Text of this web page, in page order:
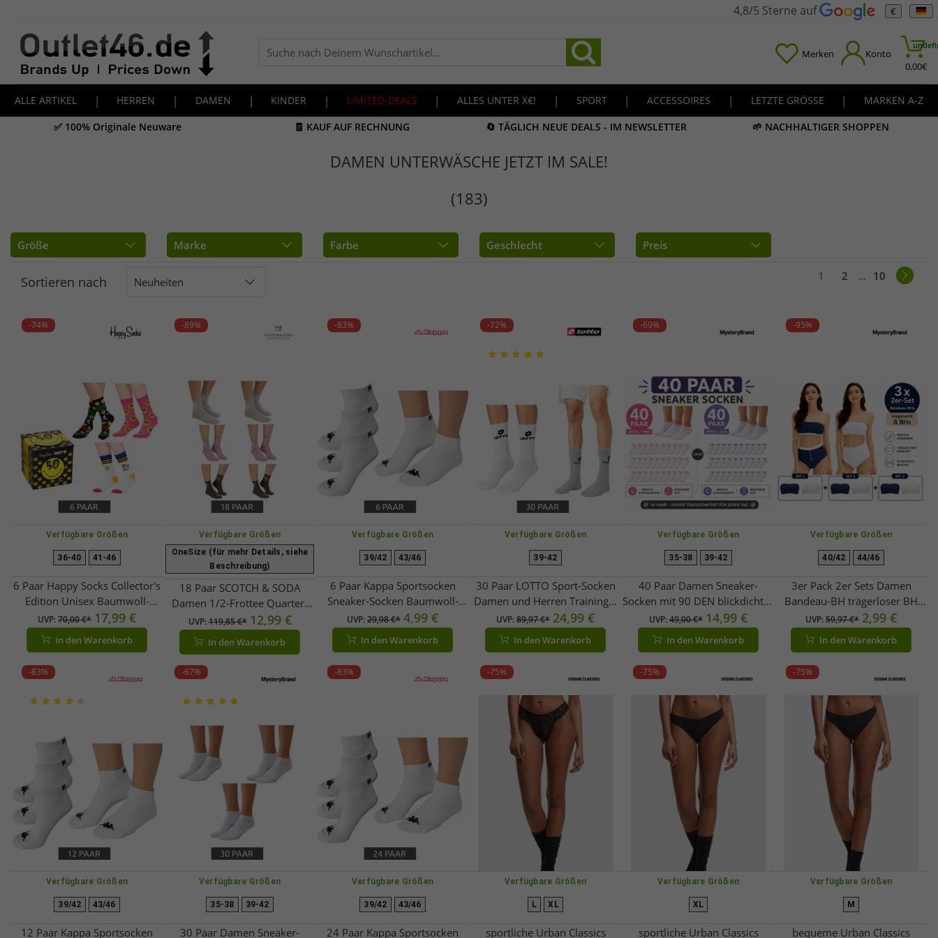
4,8/5 Sterne auf €
Merken Konto
0,00€
ALLE ARTIKEL | HERREN | DAMEN | KINDER | LIMITED-DEALS | ALLES UNTER X€! | SPORT | ACCESSOIRES | LETZTE GRÖSSE |
MARKEN A-Z
✅ 100% Originale Neuware
🧾 KAUF AUF RECHNUNG 🔄 TÄGLICH NEUE DEALS - IM NEWSLETTER 🌱 NACHHALTIGER SHOPPEN
DAMEN UNTERWÄSCHE JETZT IM SALE!
(183)
Größe Marke Farbe Geschlecht Preis
Sortieren nach Neuheiten 1 2 ... 10
-74%
Verfügbare Größen
36-40 41-46
6 Paar Happy Socks Collector's
Edition Unisex Baumwoll-
Socken Sparpack mit Smiley-
Print Alltags-Strümpfe in
Geschenk-Box XATSMI08-9300
UVP:70,00 €* 17,99 €
In den Warenkorb
-89%
Verfügbare Größen
OneSize (für mehr Details, siehe
Beschreibung)
18 Paar SCOTCH & SODA
Damen 1/2-Frottee Quarter-
Crew-Socken Alltags-Socken
Business-Socken Größe 35.5-
39.5 Beige, Rosa, Braun
UVP:119,85 €* 12,99 €
In den Warenkorb
-83%
Verfügbare Größen
39/42 43/46
6 Paar Kappa Sportsocken
Sneaker-Socken Baumwoll-
Strümpfe mit Logo 3112YCW
A00 Weiß
UVP:29,98 €* 4,99 €
In den Warenkorb
-72%
Verfügbare Größen
39-42
30 Paar LOTTO Sport-Socken
Damen und Herren Trainings-
Socken Tennis-Strümpfe
Baumwoll-Socken Weiß oder
Schwarz
UVP:89,97 €* 24,99 €
In den Warenkorb
-69%
Verfügbare Größen
35-38 39-42
40 Paar Damen Sneaker-
Socken mit 90 DEN blickdicht &
wärmend Baumwoll-Socken
Weiß/Rosa oder Weiß/Flieder
UVP:49,00 €* 14,99 €
In den Warenkorb
-95%
Verfügbare Größen
40/42 44/46
3er Pack 2er Sets Damen
Bandeau-BH trägerloser BH
aus Bio-Baumwolle ohne Bügel
Blau/Weiß
UVP:59,97 €* 2,99 €
In den Warenkorb
-83%
Verfügbare Größen
39/42 43/46
12 Paar Kappa Sportsocken
-67%
Verfügbare Größen
35-38 39-42
30 Paar Damen Sneaker-
-83%
Verfügbare Größen
39/42 43/46
24 Paar Kappa Sportsocken
-75%
Verfügbare Größen
L XL
sportliche Urban Classics
-75%
Verfügbare Größen
XL
sportliche Urban Classics
-75%
Verfügbare Größen
M
bequeme Urban Classics